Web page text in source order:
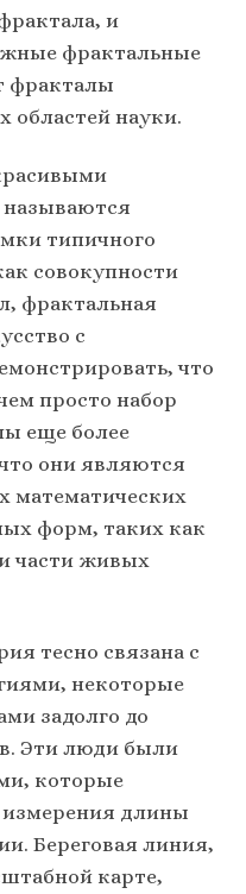
и
фрактальные
фракталы
областей науки.
типичного
совокупности
фрактальная
с
что
просто набор
еще более
они являются
форм, таких как
части живых
тесно связана с
некоторые
задолго до
Эти люди были
которые
измерения длины
Береговая линия,
карте,